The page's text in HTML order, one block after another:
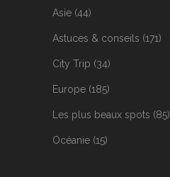
Asie (44)
Astuces & conseils (171)
City Trip (34)
Europe (185)
Les plus beaux spots (85)
Océanie (15)